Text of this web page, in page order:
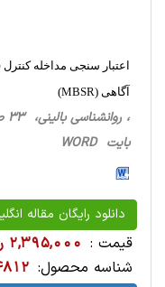
اعتبار سنجی مداخله
آگاهی (MBSR)
بایت WORD
دانلود رایگان مقاله
قیمت : 2,395,000 ریال
شناسه محصول: